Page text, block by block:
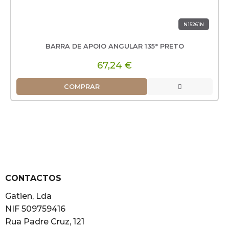
N15261N
BARRA DE APOIO ANGULAR 135° PRETO
67,24 €
COMPRAR
CONTACTOS
Gatien, Lda
NIF 509759416
Rua Padre Cruz, 121